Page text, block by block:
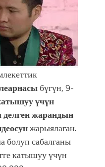
керек!”
бүгүн, 9-
үчүн
жарандын
жарыялаган.
болуп сабалганы
катышуу үчүн